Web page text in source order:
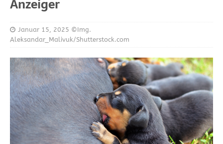
Anzeiger
Januar 15, 2025 ©Img.
Aleksandar_Malivuk/Shutterstock.com